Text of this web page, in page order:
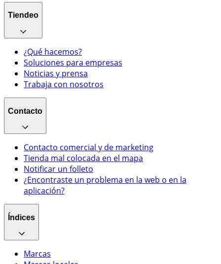
Tiendeo
¿Qué hacemos?
Soluciones para empresas
Noticias y prensa
Trabaja con nosotros
Contacto
Contacto comercial y de marketing
Tienda mal colocada en el mapa
Notificar un folleto
¿Encontraste un problema en la web o en la
aplicación?
Índices
Marcas